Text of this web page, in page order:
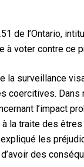
de l’Ontario,
à voter contre ce
la surveillance
coercitives. Dans
l’impact
la traite des êtres
les
des